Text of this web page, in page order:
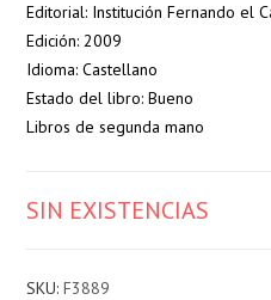
Editorial: Institución Fernando el
Edición: 2009
Idioma: Castellano
Estado del libro: Bueno
Libros de segunda mano
SIN EXISTENCIAS
SKU:F3889